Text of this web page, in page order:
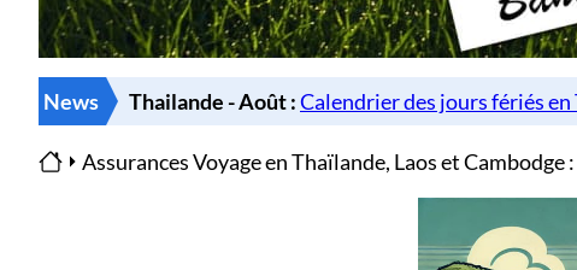
News
Assurances Voyage en Thaïlande, Laos et